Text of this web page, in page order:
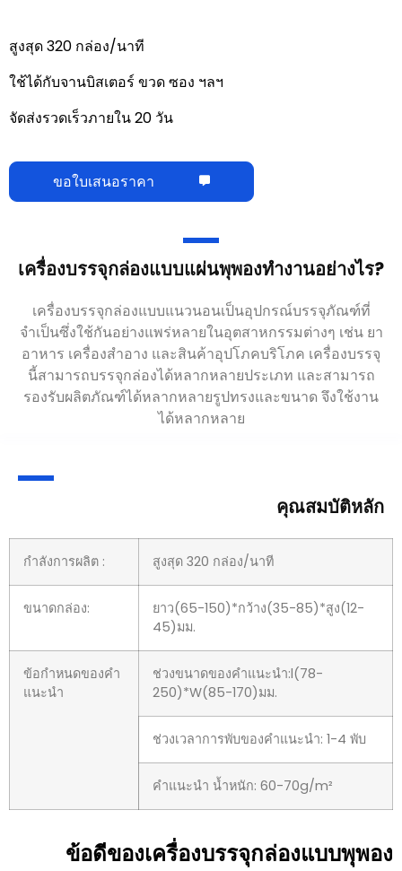
สูงสุด 320 กล่อง/นาที
ใช้ได้กับจานบิสเตอร์ ขวด ซอง ฯลฯ
จัดส่งรวดเร็วภายใน 20 วัน
ขอใบเสนอราคา
เครื่องบรรจุกล่องแบบแผ่นพุพองทำงานอย่างไร?
เครื่องบรรจุกล่องแบบแนวนอนเป็นอุปกรณ์บรรจุภัณฑ์ที่
จำเป็นซึ่งใช้กันอย่างแพร่หลายในอุตสาหกรรมต่างๆ เช่น ยา
อาหาร เครื่องสำอาง และสินค้าอุปโภคบริโภค เครื่องบรรจุ
นี้สามารถบรรจุกล่องได้หลากหลายประเภท และสามารถ
รองรับผลิตภัณฑ์ได้หลากหลายรูปทรงและขนาด จึงใช้งาน
ได้หลากหลาย
คุณสมบัติหลัก
กำลังการผลิต : สูงสุด 320 กล่อง/นาที
ขนาดกล่อง:
ยาว(65-150)*กว้าง(35-85)*สูง(12-
45)มม.
ข้อกำหนดของคำ
แนะนำ
ช่วงขนาดของคำแนะนำ:l(78-
250)*W(85-170)มม.
ช่วงเวลาการพับของคำแนะนำ: 1-4 พับ
คำแนะนำ น้ำหนัก: 60-70g/m²
ข้อดีของเครื่องบรรจุกล่องแบบพุพอง